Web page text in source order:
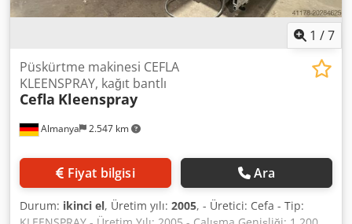
1 /7
Almanya 2.547 km
Püskürtme makinesi CEFLA
KLEENSPRAY, kağıt bantlı
Cefla Kleenspray
Fiyat bilgisi Ara
Durum: ikinci el, Üretim yılı: 2005, - Üretici: Cefa - Tip: